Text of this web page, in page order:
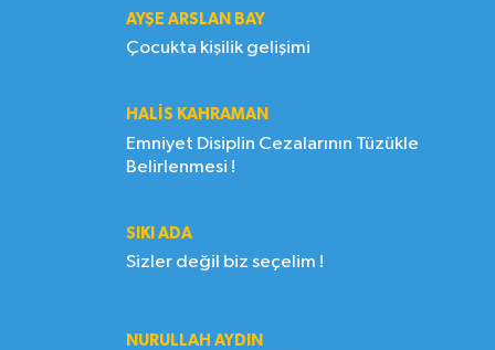
AYŞE ARSLAN BAY
Çocukta kişilik gelişimi
HALIS KAHRAMAN
Emniyet Disiplin Cezalarının Tüzükle
Belirlenmesi !
SIKI ADA
Sizler değil biz seçelim !
NURULLAH AYDIN